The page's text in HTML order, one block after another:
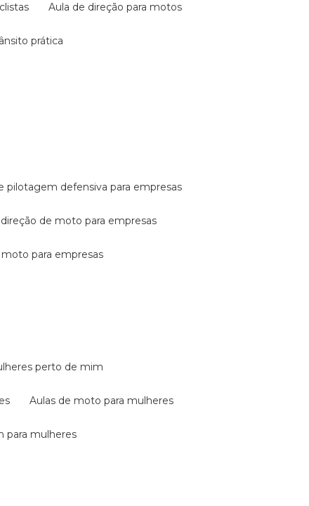
aula de direção para motos
prática
pilotagem defensiva para empresas
direção de moto para empresas
para empresas
perto de mim
aulas de moto para mulheres
para mulheres